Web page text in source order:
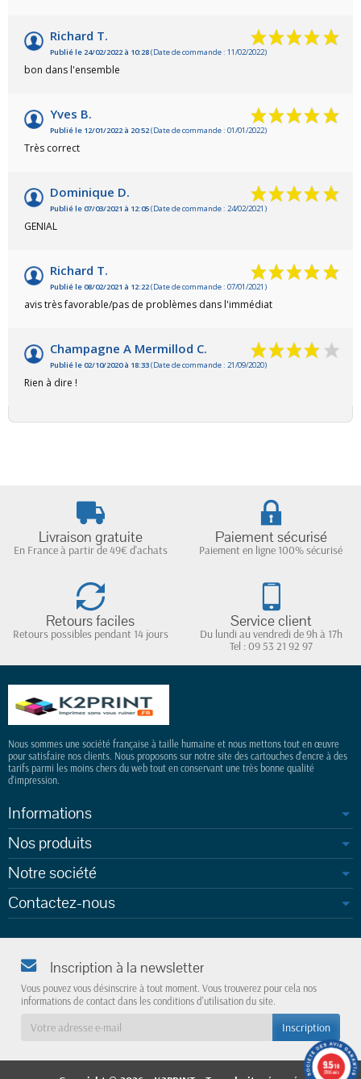
Richard T.
Publié le 24/02/2022 à 10:28(Date de commande : 11/02/2022)
bon dans l'ensemble
Yves B.
Publié le 12/01/2022 à 20:52(Date de commande : 01/01/2022)
Très correct
Dominique D.
Publié le 07/03/2021 à 12:05(Date de commande : 24/02/2021)
GENIAL
Richard T.
Publié le 08/02/2021 à 12:22(Date de commande : 07/01/2021)
avis très favorable/pas de problèmes dans l'immédiat
Champagne A Mermillod C.
Publié le 02/10/2020 à 18:33(Date de commande : 21/09/2020)
Rien à dire !
Livraison gratuite
En France à partir de 49€ d'achats
Paiement sécurisé
Paiement en ligne 100% sécurisé
Retours faciles
Retours possibles pendant 14 jours
Service client
Du lundi au vendredi de 9h à 17h
Tel : 09 53 21 92 97
Nous sommes une société française à taille humaine et nous mettons tout en œuvre
pour satisfaire nos clients. Nous proposons sur notre site des cartouches d'encre à des
tarifs parmi les moins chers du web tout en conservant une très bonne qualité
d'impression.
Informations
Nos produits
Notre société
Contactez-nous
Inscription à la newsletter
Vous pouvez vous désinscrire à tout moment. Vous trouverez pour cela nos
informations de contact dans les conditions d'utilisation du site.
9.5/10
3786 avis